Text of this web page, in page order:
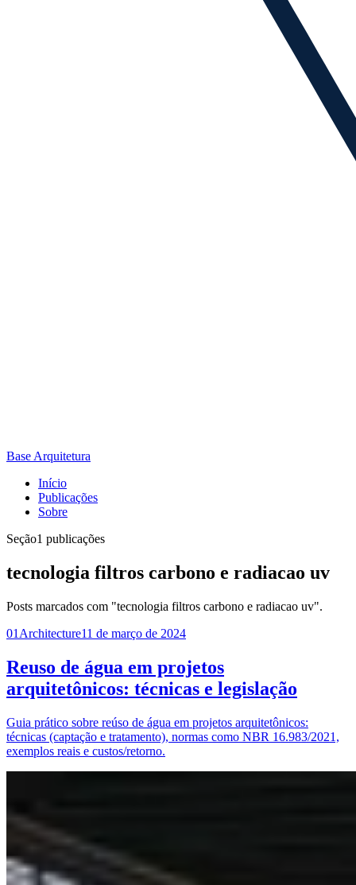
Base Arquitetura
Início
Publicações
Sobre
Seção1 publicações
tecnologia filtros carbono e radiacao uv
Posts marcados com "tecnologia filtros carbono e radiacao uv".
01 Architecture11 de março de 2024
Reuso de água em projetos
arquitetônicos: técnicas e legislação
Guia prático sobre reúso de água em projetos arquitetônicos:
técnicas (captação e tratamento), normas como NBR 16.983/2021,
exemplos reais e custos/retorno.